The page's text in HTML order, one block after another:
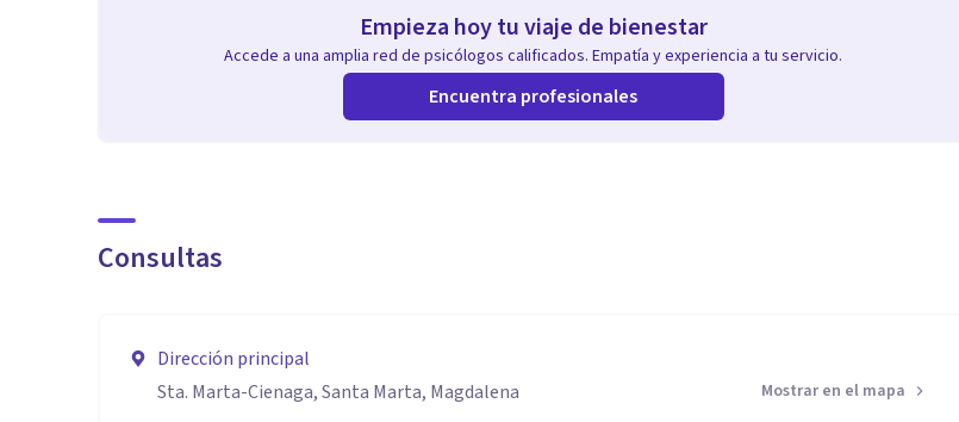
Empieza hoy tu viaje de bienestar
Accede a una amplia red de psicólogos calificados. Empatía y experiencia a tu servicio.
Encuentra profesionales
Consultas
Dirección principal
Sta. Marta-Cienaga, Santa Marta, Magdalena
Mostrar en el mapa